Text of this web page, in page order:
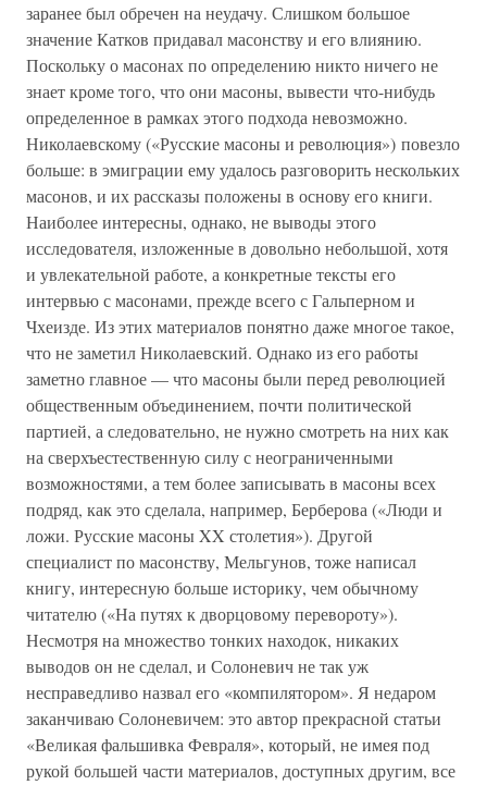
заранее был обречен на неудачу. Слишком большое
значение Катков придавал масонству и его влиянию.
Поскольку о масонах по определению никто ничего не
знает кроме того, что они масоны, вывести что-нибудь
определенное в рамках этого подхода невозможно.
Николаевскому («Русские масоны и революция») повезло
больше: в эмиграции ему удалось разговорить нескольких
масонов, и их рассказы положены в основу его книги.
Наиболее интересны, однако, не выводы этого
исследователя, изложенные в довольно небольшой, хотя
и увлекательной работе, а конкретные тексты его
интервью с масонами, прежде всего с Гальперном и
Чхеизде. Из этих материалов понятно даже многое такое,
что не заметил Николаевский. Однако из его работы
заметно главное — что масоны были перед революцией
общественным объединением, почти политической
партией, а следовательно, не нужно смотреть на них как
на сверхъестественную силу с неограниченными
возможностями, а тем более записывать в масоны всех
подряд, как это сделала, например, Берберова («Люди и
ложи. Русские масоны XX столетия»). Другой
специалист по масонству, Мельгунов, тоже написал
книгу, интересную больше историку, чем обычному
читателю («На путях к дворцовому перевороту»).
Несмотря на множество тонких находок, никаких
выводов он не сделал, и Солоневич не так уж
несправедливо назвал его «компилятором». Я недаром
заканчиваю Солоневичем: это автор прекрасной статьи
«Великая фальшивка Февраля», который, не имея под
рукой большей части материалов, доступных другим, все